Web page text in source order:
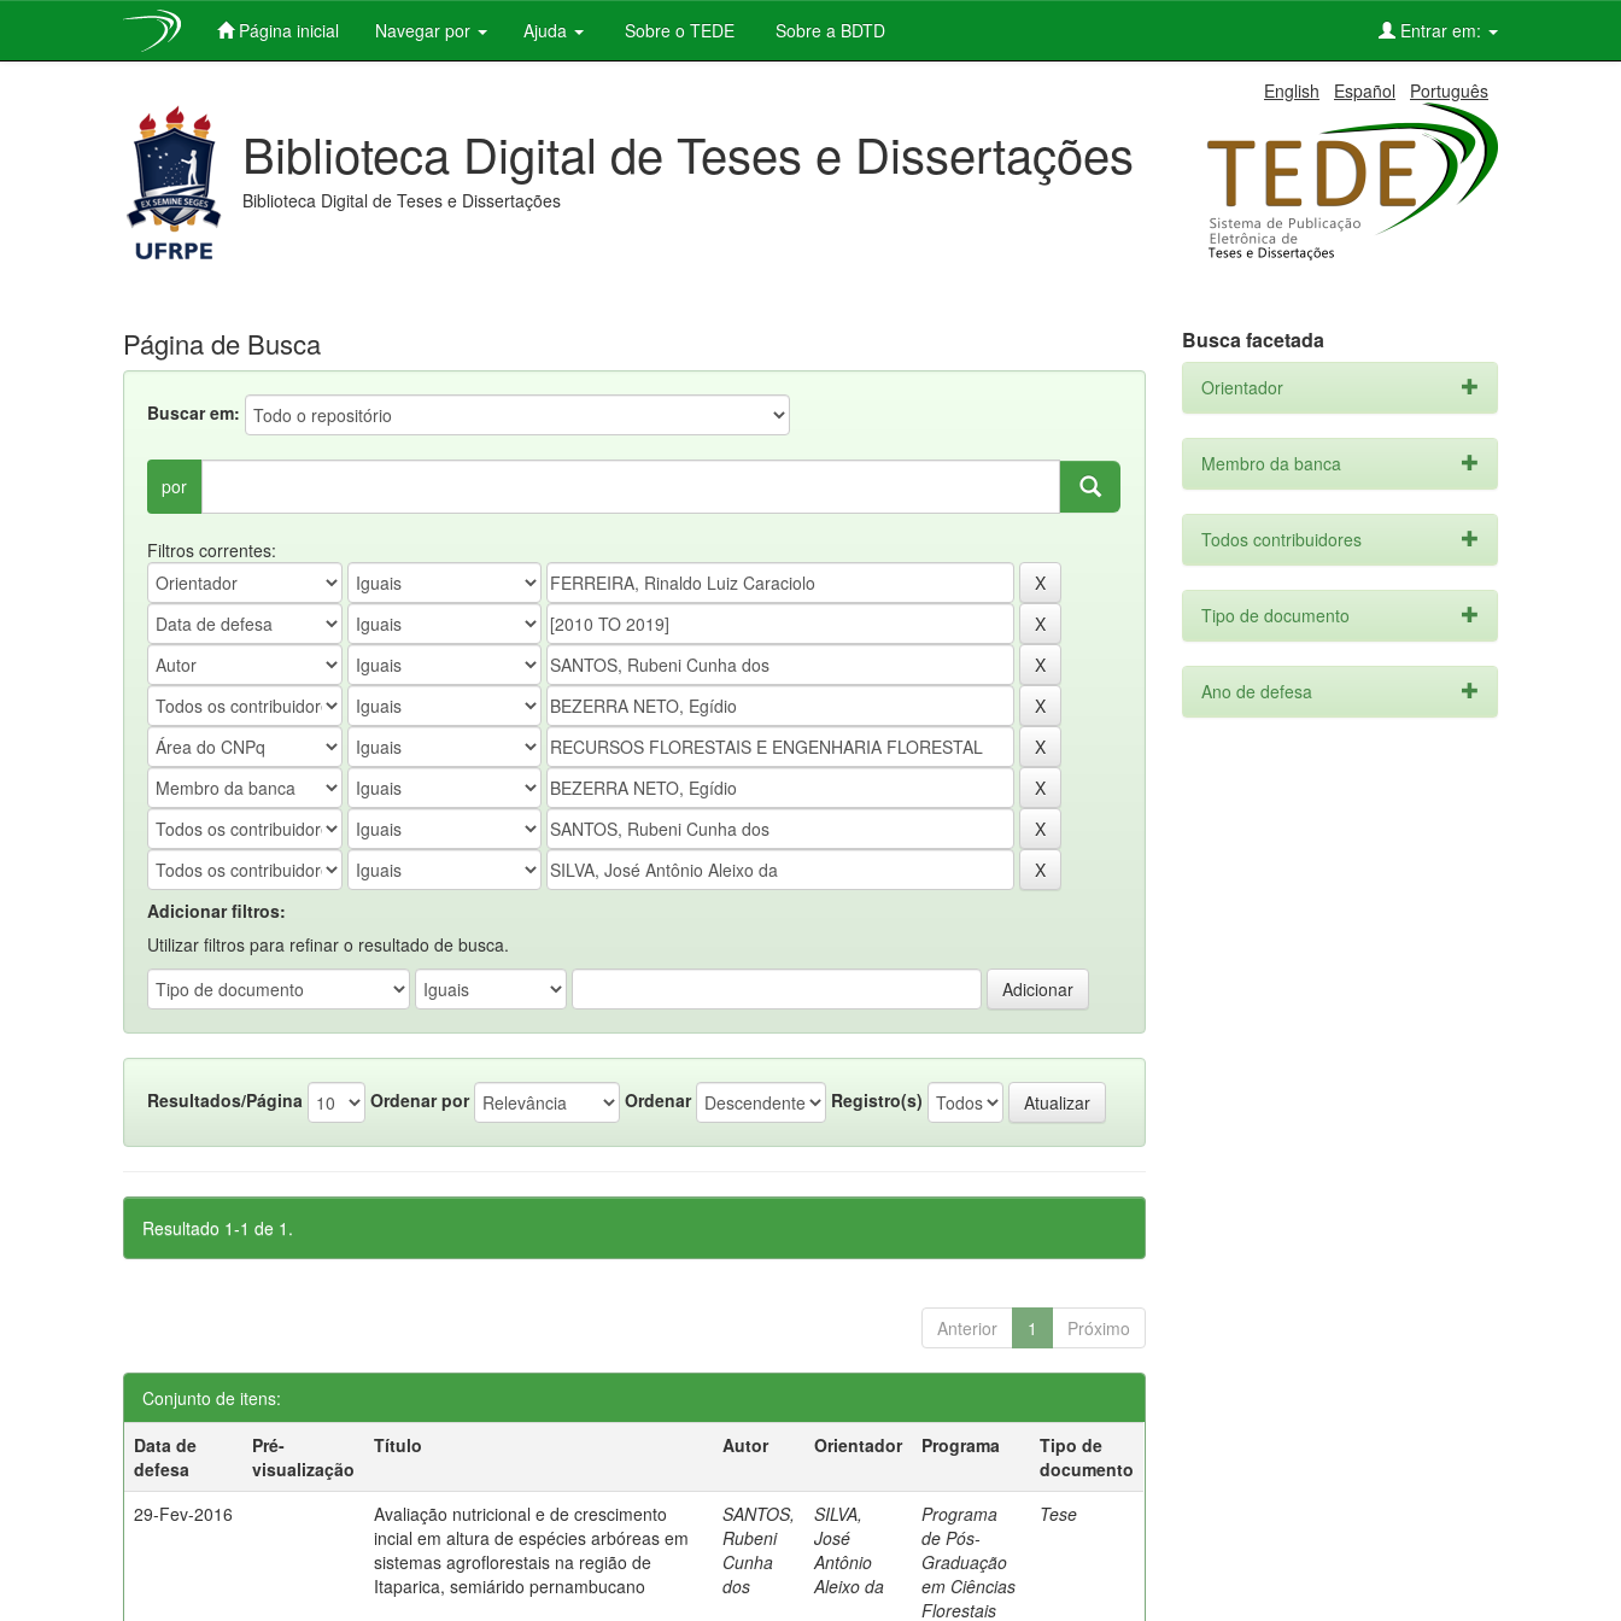
Página inicial Navegar por Ajuda Sobre o TEDE Sobre a BDTD Entrar em:
English Español Português
Biblioteca Digital de Teses e Dissertações
Biblioteca Digital de Teses e Dissertações
Página de Busca
Buscar em:
por
Filtros correntes:
Adicionar filtros:
Utilizar filtros para refinar o resultado de busca.
Resultados/Página Ordenar por Ordenar Registro(s)
Resultado 1-1 de 1.
Anterior 1 Próximo
Conjunto de itens:
Data de
defesa
Pré-
visualização
Título Autor Orientador Programa
Tipo de
documento
29-Fev-2016
Avaliação nutricional e de crescimento
incial em altura de espécies arbóreas em
sistemas agroflorestais na região de
Itaparica, semiárido pernambucano
SANTOS,
Rubeni
Cunha
dos
SILVA,
José
Antônio
Aleixo da
Programa
de Pós-
Graduação
em Ciências
Florestais
Tese
Busca facetada
Orientador
Membro da banca
Todos contribuidores
Tipo de documento
Ano de defesa